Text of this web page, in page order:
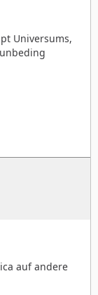
Universums,
auf andere